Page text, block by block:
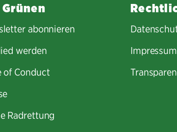
abonnieren
werden
of Conduct
Radrettung
Impressum